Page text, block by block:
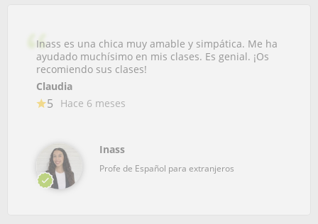
Inass es una chica muy amable y simpática. Me ha
ayudado muchísimo en mis clases. Es genial. ¡Os
recomiendo sus clases!
Claudia
5 Hace 6 meses
Inass
Profe de Español para extranjeros